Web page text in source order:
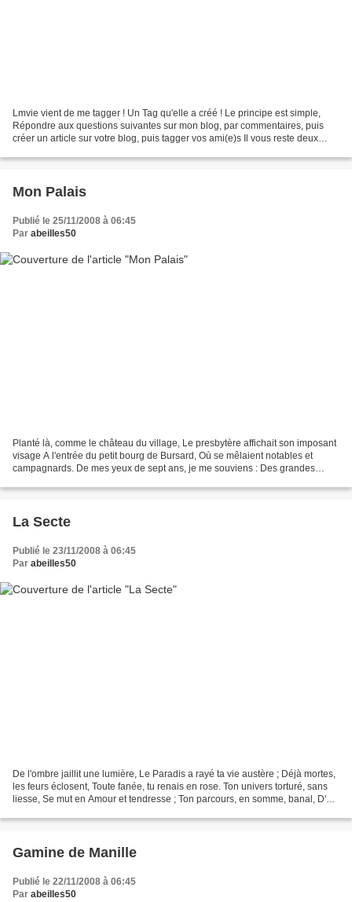
Lmvie vient de me tagger ! Un Tag qu'elle a créé ! Le principe est simple,
Répondre aux questions suivantes sur mon blog, par commentaires, puis
créer un article sur votre blog, puis tagger vos ami(e)s Il vous reste deux
Mon Palais
Publié le 25/11/2008 à 06:45
Par abeilles50
Planté là, comme le château du village, Le presbytère affichait son imposant
visage A l'entrée du petit bourg de Bursard, Où se mêlaient notables et
campagnards. De mes yeux de sept ans, je me souviens : Des grandes
La Secte
Publié le 23/11/2008 à 06:45
Par abeilles50
De l'ombre jaillit une lumière, Le Paradis a rayé ta vie austère ; Déjà mortes,
les feurs éclosent, Toute fanée, tu renais en rose. Ton univers torturé, sans
liesse, Se mut en Amour et tendresse ; Ton parcours, en somme, banal, D'un
Gamine de Manille
Publié le 22/11/2008 à 06:45
Par abeilles50